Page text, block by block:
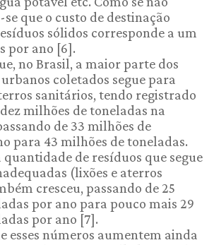
que o custo de destinação
sólidos corresponde a um
por ano [6].
no Brasil, a maior parte dos
coletados segue para
sanitários, tendo registrado
milhões de toneladas na
de 33 milhões de
para 43 milhões de toneladas.
de resíduos que segue
(lixões e aterros
cresceu, passando de 25
por ano para pouco mais 29
por ano [7].
esses números aumentem ainda